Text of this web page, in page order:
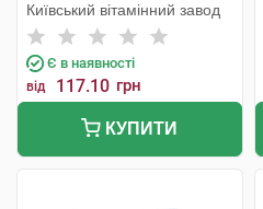
Київський вітамінний завод
Є в наявності
від 117.10 грн
КУПИТИ